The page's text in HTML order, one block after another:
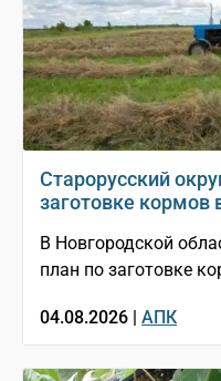
Старорусский
заготовке кормов
В Новгородской
план по заготовке
04.08.2026 | АПК